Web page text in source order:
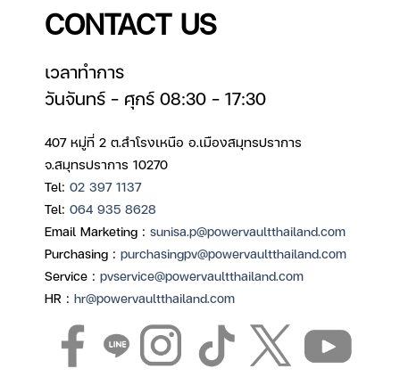
CONTACT US
เวลาทำการ
วันจันทร์ – ศุกร์ 08:30 – 17:30
407 หมู่ที่ 2 ต.สำโรงเหนือ อ.เมืองสมุทรปราการ
จ.สมุทรปราการ 10270
Tel: 02 397 1137
Tel: 064 935 8628
Email Marketing : sunisa.p@powervaultthailand.com
Purchasing : purchasingpv@powervaultthailand.com
Service : pvservice@powervaultthailand.com
HR : hr@powervaultthailand.com